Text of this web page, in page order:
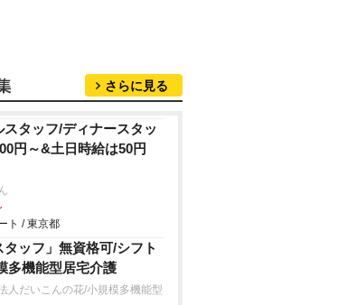
さらに見る
タッフ/ディナースタッ
円～&土日時給は50円
ト / 東京都
タッフ」無資格可/シフト
多機能型居宅介護
人だいこんの花/小規模多機能型